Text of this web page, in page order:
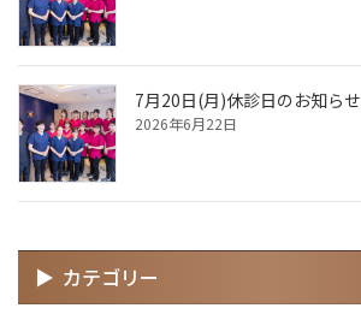
7月20日(月)休診日のお知らせ
2026年6月22日
カテゴリー